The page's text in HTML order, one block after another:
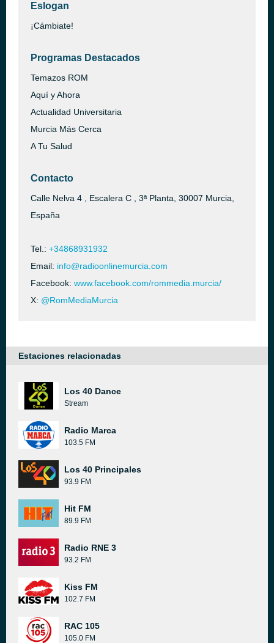
Eslogan
¡Cámbiate!
Programas Destacados
Temazos ROM
Aquí y Ahora
Actualidad Universitaria
Murcia Más Cerca
A Tu Salud
Contacto
Calle Nelva 4 , Escalera C , 3ª Planta, 30007 Murcia,
España
Tel.: +34868931932
Email: info@radioonlinemurcia.com
Facebook: www.facebook.com/rommedia.murcia/
X: @RomMediaMurcia
Estaciones relacionadas
Los 40 Dance
Stream
Radio Marca
103.5 FM
Los 40 Principales
93.9 FM
Hit FM
89.9 FM
Radio RNE 3
93.2 FM
Kiss FM
102.7 FM
RAC 105
105.0 FM